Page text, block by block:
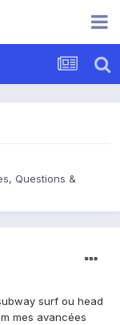
Questions &
surf ou head
mes avancées